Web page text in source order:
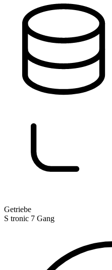
Getriebe
S tronic 7 Gang